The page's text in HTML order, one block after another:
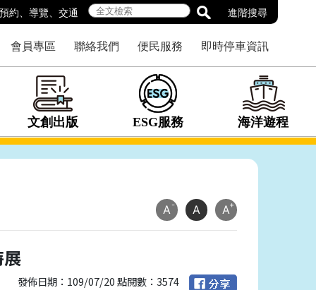
預約 導覽 交通 進階搜尋
會員專區 聯絡我們 便民服務 即時停車資訊
文創出版 ESG服務 海洋遊程
A- A A+
展
發佈日期：109/07/20 點閱數：3574